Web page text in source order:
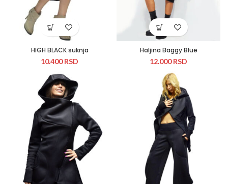
HIGH BLACK suknja
10.400RSD
Haljina Baggy Blue
12.000RSD